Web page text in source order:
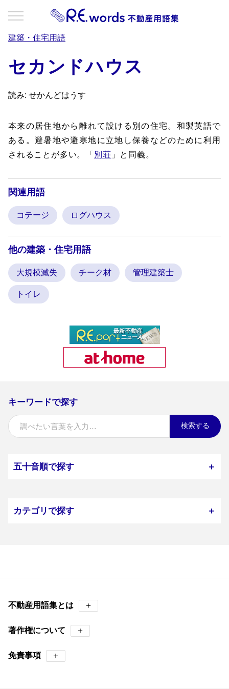
キーワードで探す
検索する
五十音順で探す ＋
カテゴリで探す ＋
建築・住宅用語
セカンドハウス
読み: せかんどはうす
本来の居住地から離れて設ける別の住宅。和製英語で
ある。避暑地や避寒地に立地し保養などのために利用
されることが多い。「 別荘 」と同義。
関連用語
コテージ ログハウス
他の建築・住宅用語
大規模滅失 チーク材 管理建築士
トイレ
不動産用語集とは ＋
著作権について ＋
免責事項 ＋